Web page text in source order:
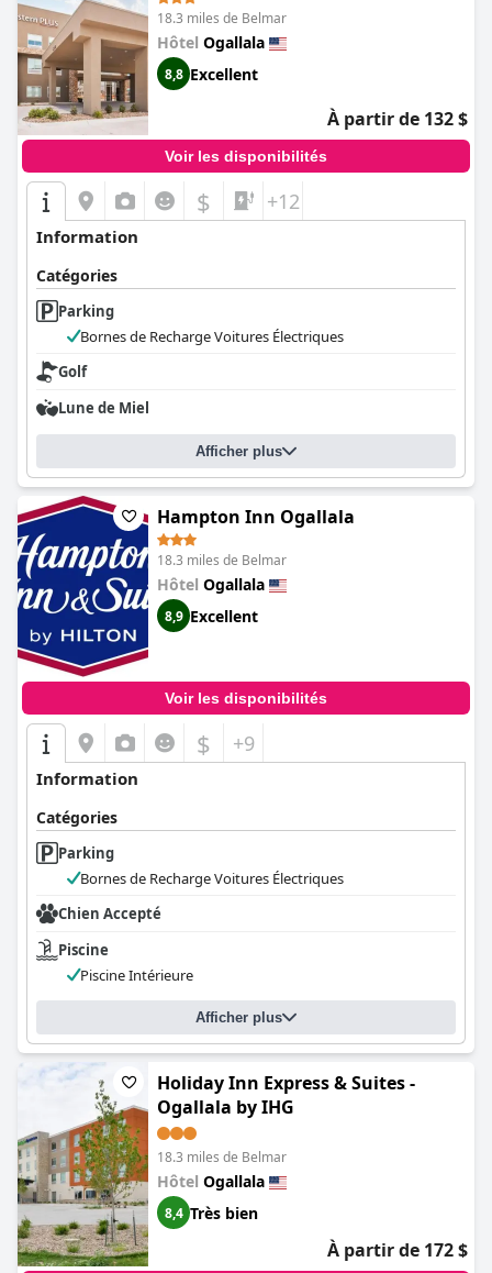
18.3 miles de Belmar
Hôtel Ogallala
8,8 Excellent
À partir de 132 $
Voir les disponibilités
$ +12
Information
Catégories
Parking
Bornes de Recharge Voitures Électriques
Golf
Lune de Miel
Afficher plus
Hampton Inn Ogallala
18.3 miles de Belmar
Hôtel Ogallala
8,9 Excellent
Voir les disponibilités
$ +9
Information
Catégories
Parking
Bornes de Recharge Voitures Électriques
Chien Accepté
Piscine
Piscine Intérieure
Afficher plus
Holiday Inn Express & Suites -
Ogallala by IHG
18.3 miles de Belmar
Hôtel Ogallala
8,4 Très bien
À partir de 172 $